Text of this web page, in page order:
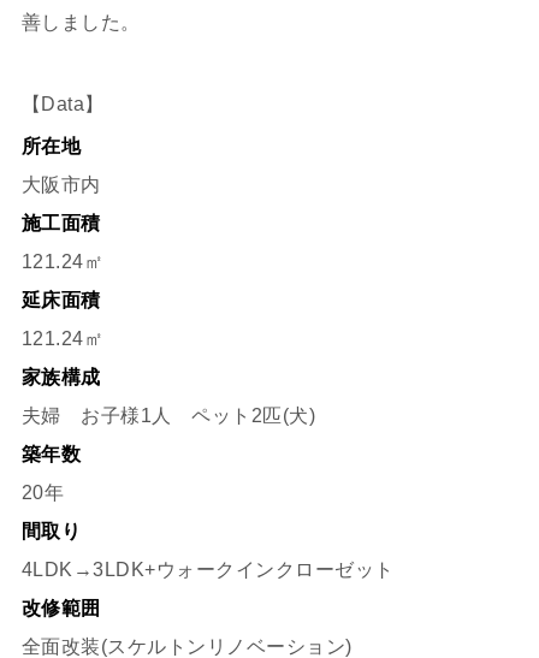
善しました。
【Data】
所在地
大阪市内
施工面積
121.24㎡
延床面積
121.24㎡
家族構成
夫婦 お子様1人 ペット2匹(犬)
築年数
20年
間取り
4LDK→3LDK+ウォークインクローゼット
改修範囲
全面改装(スケルトンリノベーション)